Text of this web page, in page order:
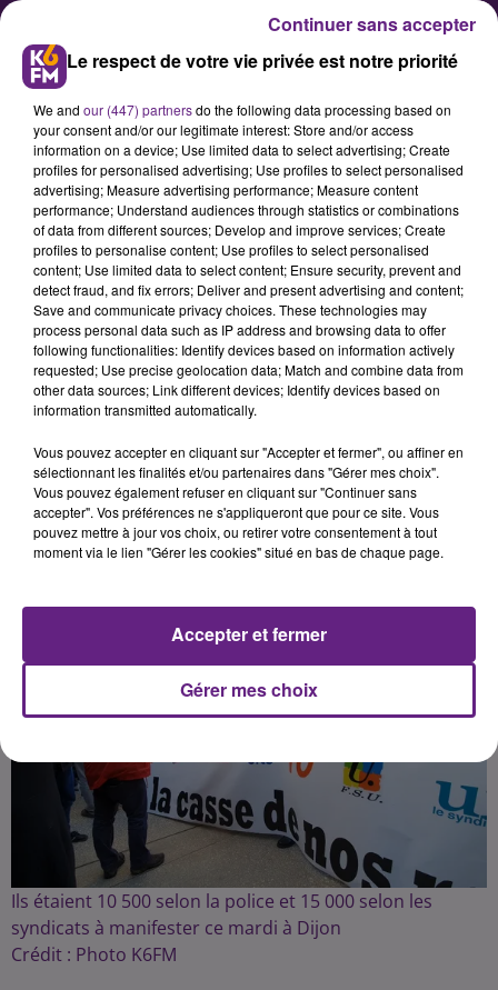
Une mobilisation qui s’amplifie
en Côte d’Or
Ils étaient 10 500 selon la police et
15 000 selon les syndicats à
manifester ce mardi à Dijon contre
la réforme des retraites. Une
été constatée dans les autres villes
de France.
Publié : 1er février 2023 à 8h56 par Fabrice Aubry
Ils étaient 10 500 selon la police et 15 000 selon les
syndicats à manifester ce mardi à Dijon
Crédit : Photo K6FM
Le respect de votre vie privée est notre priorité
We and our (447) partnersdo the following data processing based on
your consent and/or our legitimate interest: Store and/or access
information on a device; Use limited data to select advertising; Create
profiles for personalised advertising; Use profiles to select personalised
advertising; Measure advertising performance; Measure content
performance; Understand audiences through statistics or combinations
of data from different sources; Develop and improve services; Create
profiles to personalise content; Use profiles to select personalised
content; Use limited data to select content; Ensure security, prevent and
detect fraud, and fix errors; Deliver and present advertising and content;
Save and communicate privacy choices. These technologies may
process personal data such as IP address and browsing data to offer
following functionalities: Identify devices based on information actively
requested; Use precise geolocation data; Match and combine data from
other data sources; Link different devices; Identify devices based on
information transmitted automatically.
Vous pouvez accepter en cliquant sur "Accepter et fermer", ou affiner en
sélectionnant les finalités et/ou partenaires dans "Gérer mes choix".
Vous pouvez également refuser en cliquant sur "Continuer sans
accepter". Vos préférences ne s'appliqueront que pour ce site. Vous
pouvez mettre à jour vos choix, ou retirer votre consentement à tout
moment via le lien "Gérer les cookies" situé en bas de chaque page.
Gérer mes choix
Accepter et fermer
Continuer sans accepter